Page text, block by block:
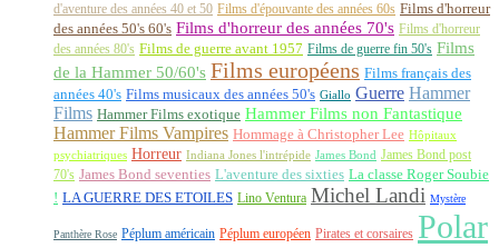
d'aventure des années 40 et 50 Films d'épouvante des années 60s Films d'horreur
des années 50's 60's Films d'horreur des années 70's Films d'horreur
des années 80's Films de guerre avant 1957 Films de guerre fin 50's Films
de la Hammer 50/60's Films européens Films français des
années 40's Films musicaux des années 50's Giallo Guerre Hammer
Films Hammer Films exotique Hammer Films non Fantastique
Hammer Films Vampires Hommage à Christopher Lee Hôpitaux
psychiatriques Horreur Indiana Jones l'intrépide James Bond James Bond post
70's James Bond seventies L'aventure des sixties La classe Roger Soubie
! LA GUERRE DES ETOILES Lino Ventura Michel Landi Mystère
Panthère Rose Péplum américain Péplum européen Pirates et corsaires Polar